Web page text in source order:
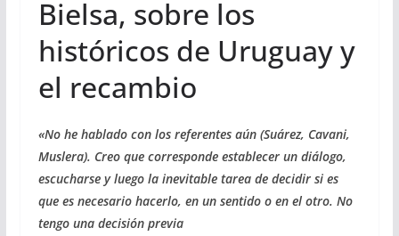
Bielsa, sobre los
históricos de Uruguay y
el recambio
«No he hablado con los referentes aún (Suárez, Cavani,
Muslera). Creo que corresponde establecer un diálogo,
escucharse y luego la inevitable tarea de decidir si es
que es necesario hacerlo, en un sentido o en el otro. No
tengo una decisión previa